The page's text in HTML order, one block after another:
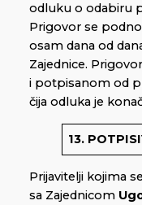
odluku o odabiru
Prigovor se
osam dana od
Zajednice.
i potpisanom od
čija odluka je
13.
Prijavitelji kojima
sa Zajednicom